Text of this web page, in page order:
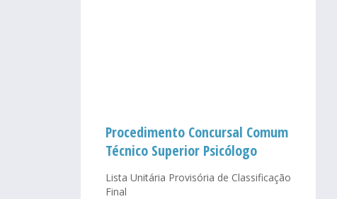
Procedimento Concursal Comum
Técnico Superior Psicólogo
Lista Unitária Provisória de Classificação
Final